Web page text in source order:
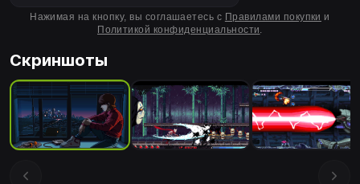
Нажимая на кнопку, вы соглашаетесь с Правилами покупки и
Политикой конфиденциальности.
Скриншоты